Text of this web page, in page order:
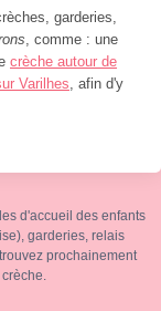
garderies,
, comme : une
crèche autour de
Varilhes, afin d'y
d'accueil des enfants
garderies, relais
prochainement